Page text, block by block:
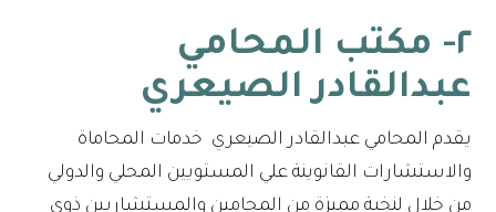
٢- مكتب المحامي
عبدالقادر الصيعري
يقدم المحامي عبدالقادر الصيعري خدمات المحاماة
والاستشارات القانوينة علي المستويين المحلي والدولي
من خلال لنخبة مميزة من المحامين والمستشاريين ذوي